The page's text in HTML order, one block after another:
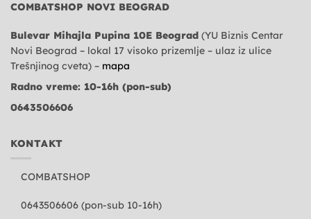
COMBATSHOP NOVI BEOGRAD
Bulevar Mihajla Pupina 10E Beograd (YU Biznis Centar
Novi Beograd – lokal 17 visoko prizemlje – ulaz iz ulice
Trešnjinog cveta) – mapa
Radno vreme: 10-16h (pon-sub)
0643506606
KONTAKT
COMBATSHOP
0643506606 (pon-sub 10-16h)